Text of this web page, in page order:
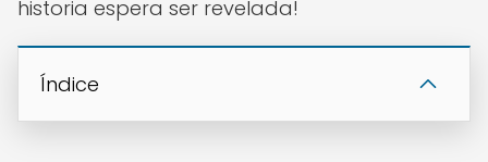
historia espera ser revelada!
Índice